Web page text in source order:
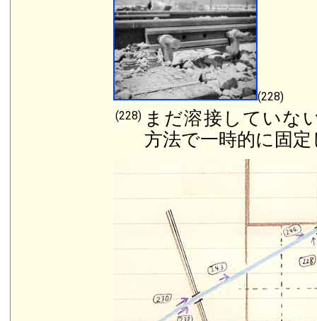
(228)
(228) まだ溶接していな
方法で一時的に固